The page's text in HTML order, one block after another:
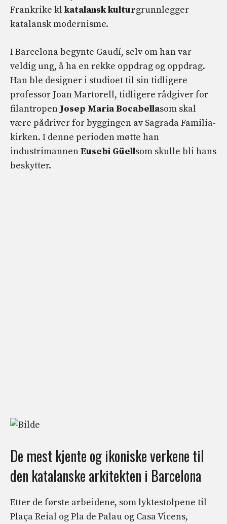
Frankrike kl katalansk kulturgrunnlegger
katalansk modernisme.
I Barcelona begynte Gaudí, selv om han var
veldig ung, å ha en rekke oppdrag og oppdrag.
Han ble designer i studioet til sin tidligere
professor Joan Martorell, tidligere rådgiver for
filantropen Josep Maria Bocabellasom skal
være pådriver for byggingen av Sagrada Familia-
kirken. I denne perioden møtte han
industrimannenEusebi Güellsom skulle bli hans
beskytter.
De mest kjente og ikoniske verkene til
den katalanske arkitekten i Barcelona
Etter de første arbeidene, som lyktestolpene til
Plaça Reial og Pla de Palau og Casa Vicens,